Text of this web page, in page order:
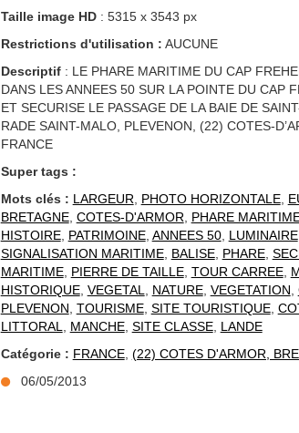
Taille image HD: 5315 x 3543 px
Restrictions d'utilisation : AUCUNE
Descriptif: LE PHARE MARITIME DU CAP
DANS LES ANNEES 50 SUR LA POINTE DU CAP
ET SECURISE LE PASSAGE DE LA BAIE DE
RADE SAINT-MALO, PLEVENON, (22) COTES-
FRANCE
Super tags :
Mots clés : LARGEUR PHOTO HORIZONTALE,
BRETAGNE, COTES-D'ARMOR PHARE
HISTOIRE, PATRIMOINE, ANNEES 50, LUMINAIRE,
SIGNALISATION MARITIME, BALISE, PHARE,
MARITIME, PIERRE DE TAILLE, TOUR CARREE,
HISTORIQUE, VEGETAL NATURE, VEGETATION
PLEVENON TOURISME, SITE TOURISTIQUE,
LITTORAL
MANCHE, SITE CLASSE, LANDE
Catégorie : FRANCE, (22) COTES D'ARMOR,
06/05/2013